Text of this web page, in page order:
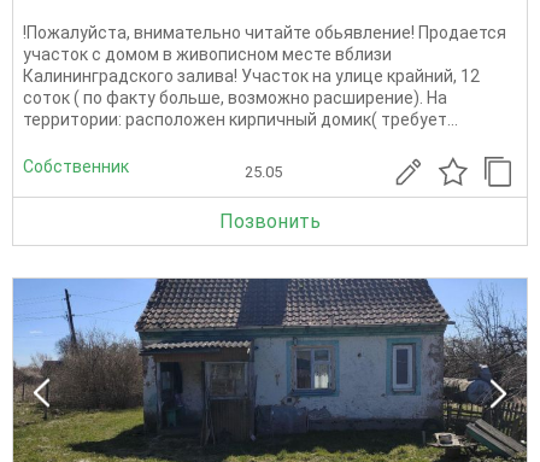
!Пожалуйста, внимательно читайте обьявление! Продается
участок с домом в живописном месте вблизи
Калининградского залива! Участок на улице крайний, 12
соток ( по факту больше, возможно расширение). На
территории: расположен кирпичный домик( требует...
Собственник 25.05
Позвонить